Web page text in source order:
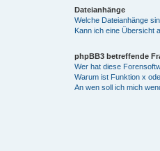
Dateianhänge
Welche Dateianhänge
Kann ich eine Übersicht
phpBB3 betreffende
Wer hat diese
Warum ist Funktion x
An wen soll ich mich